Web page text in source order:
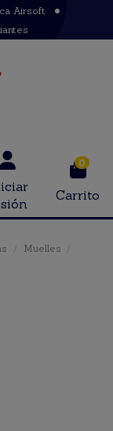
Airsoft
0
Carrito
Muelles